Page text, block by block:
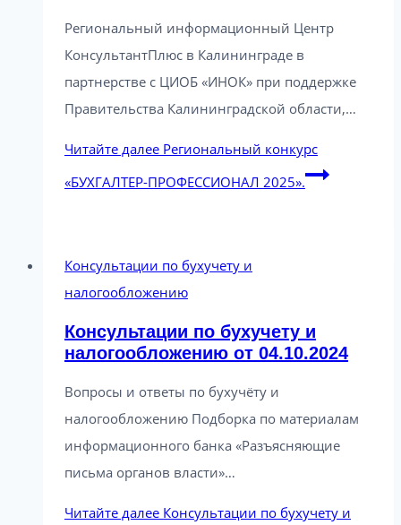
Региональный информационный Центр
КонсультантПлюс в Калининграде в
партнерстве с ЦИОБ «ИНОК» при поддержке
Правительства Калининградской области,…
Читайте далее Региональный конкурс
«БУХГАЛТЕР-ПРОФЕССИОНАЛ 2025».
Консультации по бухучету и
налогообложению
Консультации по бухучету и
налогообложению от 04.10.2024
Вопросы и ответы по бухучёту и
налогообложению Подборка по материалам
информационного банка «Разъясняющие
письма органов власти»…
Читайте далее Консультации по бухучету и